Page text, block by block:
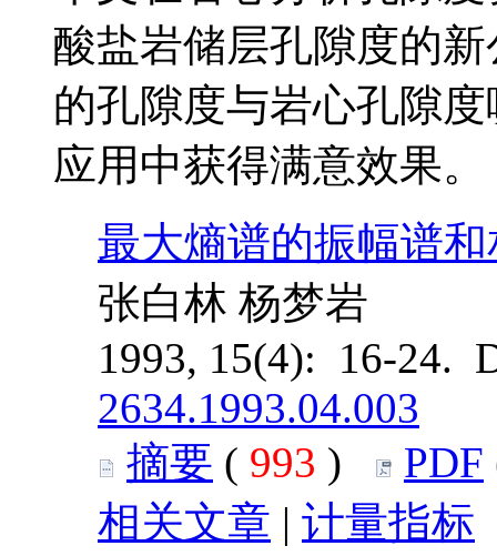
酸盐岩储层孔隙度的
的孔隙度与岩心孔隙
应用中获得满意效果。
最大熵谱的振幅谱
张白林 杨梦岩
1993, 15(4): 16-24.
2634.1993.04.003
摘要 ( 993 ) PDF
相关文章 | 计量指标